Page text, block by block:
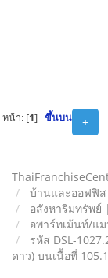
+
หน้า: [1] ขึ้นบน
บ้านและออฟฟิ
อสังหาริมทรัพย์
อพาร์ทเม้นท์/แ
รหัส DSL-
ดาว) บนเนื้อที่